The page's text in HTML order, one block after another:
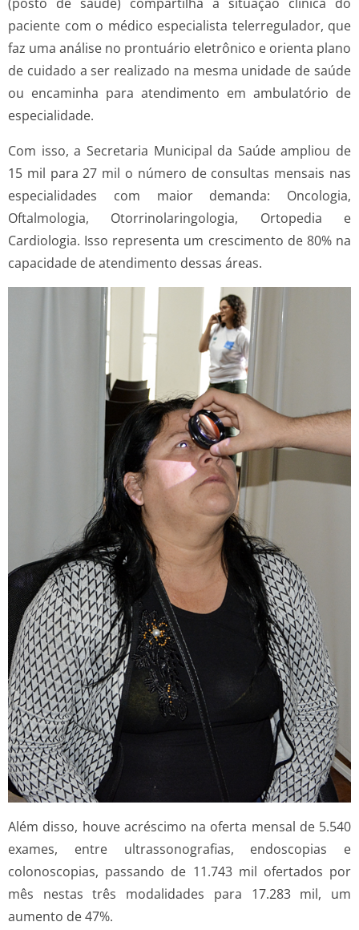
paciente com o médico especialista telerregulador, que
faz uma análise no prontuário eletrônico e orienta plano
de cuidado a ser realizado na mesma unidade de saúde
ou encaminha para atendimento em ambulatório de
especialidade.
Com isso, a Secretaria Municipal da Saúde ampliou de
15 mil para 27 mil o número de consultas mensais nas
especialidades com maior demanda: Oncologia,
Oftalmologia, Otorrinolaringologia, Ortopedia e
Cardiologia. Isso representa um crescimento de 80% na
capacidade de atendimento dessas áreas.
Além disso, houve acréscimo na oferta mensal de 5.540
exames, entre ultrassonografias, endoscopias e
colonoscopias, passando de 11.743 mil ofertados por
mês nestas três modalidades para 17.283 mil, um
aumento de 47%.